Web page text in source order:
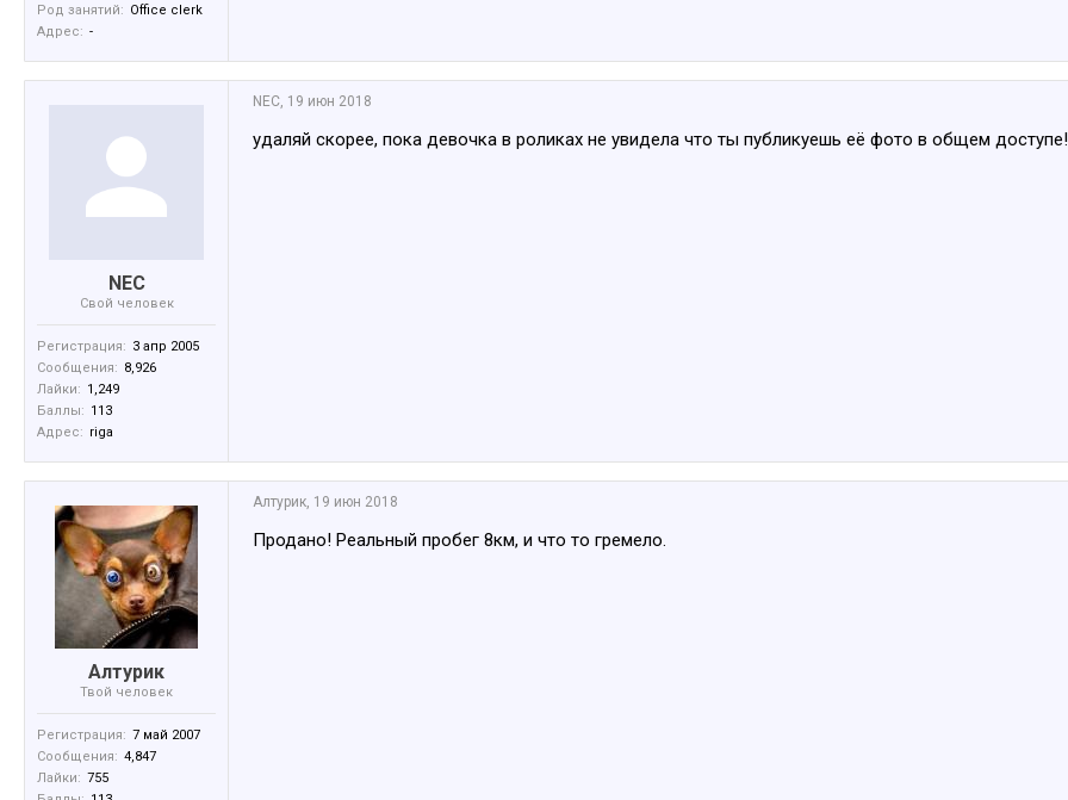
Род занятий: Office clerk
Адрес: -
NEC
Свой человек
Регистрация: 3 апр 2005
Сообщения: 8,926
Лайки: 1,249
Баллы: 113
Адрес: riga
NEC 19 июн 2018
удаляй скорее, пока девочка в роликах не увидела что ты публикуешь её фото в общем доступе!
Алтурик
Твой человек
Регистрация: 7 май 2007
Сообщения: 4,847
Лайки: 755
Алтурик 19 июн 2018
Продано! Реальный пробег 8км, и что то гремело.